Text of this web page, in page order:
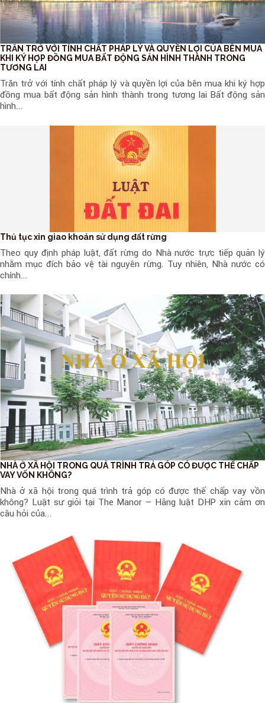
TRĂN TRỞ VỚI TÍNH CHẤT PHÁP LÝ VÀ QUYỀN LỢI CỦA BÊN MUA
KHI KÝ HỢP ĐỒNG MUA BẤT ĐỘNG SẢN HÌNH THÀNH TRONG
TƯƠNG LAI
Trăn trở với tính chất pháp lý và quyền lợi của bên mua khi ký hợp
đồng mua bất động sản hình thành trong tương lai Bất động sản
hình...
Thủ tục xin giao khoán sử dụng đất rừng
Theo quy định pháp luật, đất rừng do Nhà nước trực tiếp quản lý
nhằm mục đích bảo vệ tài nguyên rừng. Tuy nhiên, Nhà nước có
chính...
NHÀ Ở XÃ HỘI TRONG QUÁ TRÌNH TRẢ GÓP CÓ ĐƯỢC THẾ CHẤP
VAY VỐN KHÔNG?
Nhà ở xã hội trong quá trình trả góp có được thế chấp vay vồn
không? Luật sư giỏi tại The Manor – Hãng luật DHP xin cảm ơn
câu hỏi của...